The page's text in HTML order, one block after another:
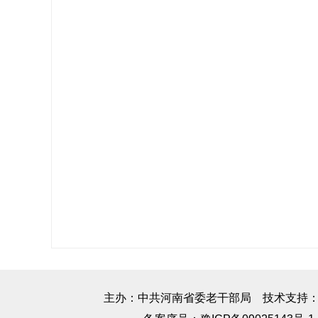
主办：中共河南省委老干部局 技术支持：